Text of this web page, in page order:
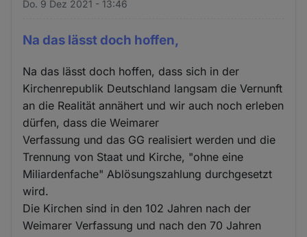
Do. 9 Dez 2021 - 13:46
Na das lässt doch hoffen,
Na das lässt doch hoffen, dass sich in der
Kirchenrepublik Deutschland langsam die Vernunft
an die Realität annähert und wir auch noch erleben
dürfen, dass die Weimarer
Verfassung und das GG realisiert werden und die
Trennung von Staat und Kirche, "ohne eine
Miliardenfache" Ablösungszahlung durchgesetzt
wird.
Die Kirchen sind in den 102 Jahren nach der
Weimarer Verfassung und nach den 70 Jahren